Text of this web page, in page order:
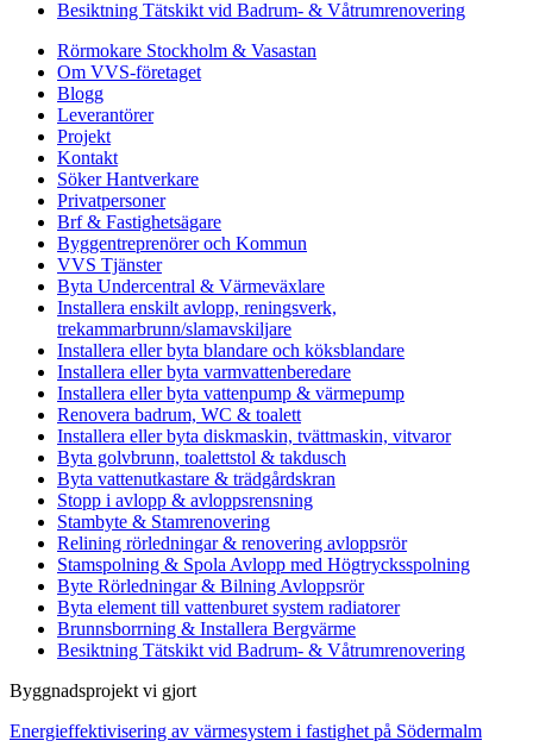
Besiktning Tätskikt vid Badrum- & Våtrumrenovering
Rörmokare Stockholm & Vasastan
Om VVS-företaget
Blogg
Leverantörer
Projekt
Kontakt
Söker Hantverkare
Privatpersoner
Brf & Fastighetsägare
Byggentreprenörer och Kommun
VVS Tjänster
Byta Undercentral & Värmeväxlare
Installera enskilt avlopp, reningsverk,
trekammarbrunn/slamavskiljare
Installera eller byta blandare och köksblandare
Installera eller byta varmvattenberedare
Installera eller byta vattenpump & värmepump
Renovera badrum, WC & toalett
Installera eller byta diskmaskin, tvättmaskin, vitvaror
Byta golvbrunn, toalettstol & takdusch
Byta vattenutkastare & trädgårdskran
Stopp i avlopp & avloppsrensning
Stambyte & Stamrenovering
Relining rörledningar & renovering avloppsrör
Stamspolning & Spola Avlopp med Högtrycksspolning
Byte Rörledningar & Bilning Avloppsrör
Byta element till vattenburet system radiatorer
Brunnsborrning & Installera Bergvärme
Besiktning Tätskikt vid Badrum- & Våtrumrenovering
Byggnadsprojekt vi gjort
Energieffektivisering av värmesystem i fastighet på Södermalm